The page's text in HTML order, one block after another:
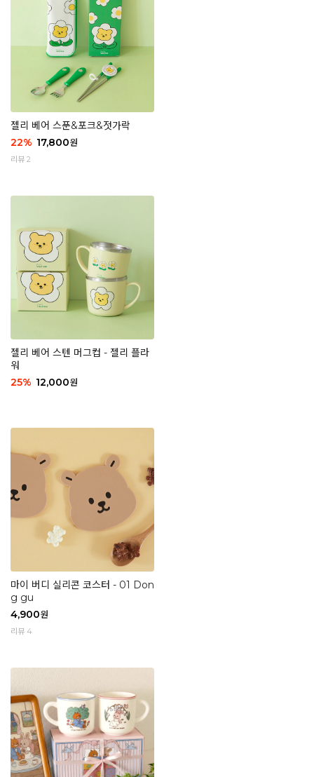
젤리 베어 스푼&포크&젓가락
22% 17,800원
리뷰 2
젤리 베어 스텐 머그컵 - 젤리 플라
워
25% 12,000원
마이 버디 실리콘 코스터 - 01 Don
g gu
4,900원
리뷰 4